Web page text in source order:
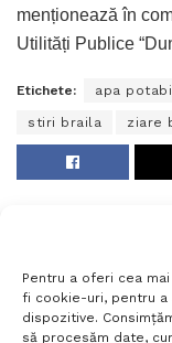
Pentru a oferi cea
fi cookie-uri, pentru
dispozitive.
să procesăm date,
menționează în
Utilități Publice
Etichete: apa
stiri braila ziare